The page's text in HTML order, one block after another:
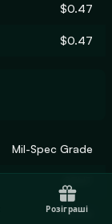
$0.47
$0.47
Mil-Spec Grade
Patina
Розіграші